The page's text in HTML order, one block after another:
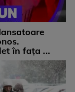
în fața ...